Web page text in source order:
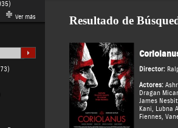
Ver más Resultado de
Director:
Actores:
Dragan
James
Kani, Lubna
Fiennes,